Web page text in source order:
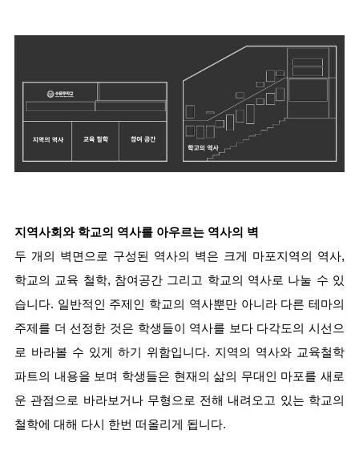
지역사회와 학교의 역사를 아우르는 역사의 벽
두 개의 벽면으로 구성된 역사의 벽은 크게 마포지역의 역사,
학교의 교육 철학, 참여공간 그리고 학교의 역사로 나눌 수 있
습니다. 일반적인 주제인 학교의 역사뿐만 아니라 다른 테마의
주제를 더 선정한 것은 학생들이 역사를 보다 다각도의 시선으
로 바라볼 수 있게 하기 위함입니다. 지역의 역사와 교육철학
파트의 내용을 보며 학생들은 현재의 삶의 무대인 마포를 새로
운 관점으로 바라보거나 무형으로 전해 내려오고 있는 학교의
철학에 대해 다시 한번 떠올리게 됩니다.